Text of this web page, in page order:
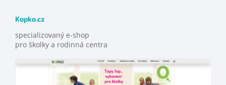
Kopko.cz
specializovaný e-shop
pro školky a rodinná centra